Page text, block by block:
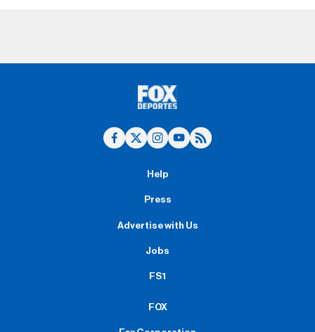
Help
Press
Advertise with Us
Jobs
FS1
FOX